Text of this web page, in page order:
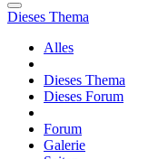
Dieses Thema
Alles
Dieses Thema
Dieses Forum
Forum
Galerie